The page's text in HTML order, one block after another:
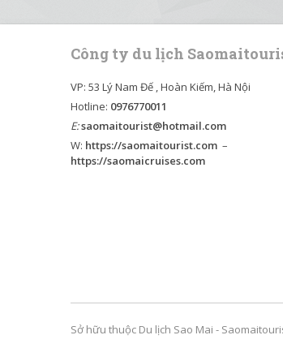
Công ty du lịch
VP: 53 Lý Nam Đế , Hoàn Kiếm, Hà Nội
Hotline: 0976770011
E:saomaitourist@hotmail.com
W: https://saomaitourist.com –
https://saomaicruises.com
Sở hữu thuộc Du lịch Sao Mai -